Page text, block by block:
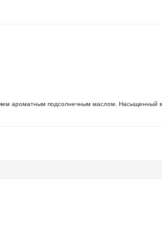
ароматным подсолнечным маслом. Насыщенный